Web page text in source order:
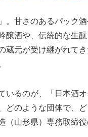
甘さのあるパック
醸酒や、伝統的な生
蔵元が受け継がれて
るのが、「日本酒
どのような団体で、
山形県）専務取締